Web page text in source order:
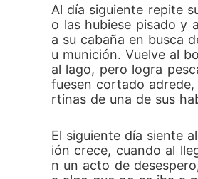
Al día siguiente repite
o las hubiese pisado y
a su cabaña en busca
u munición. Vuelve al
al lago, pero logra
fuesen cortado
rtinas de una de sus
El siguiente día siente
ión crece, cuando al
n un acto de